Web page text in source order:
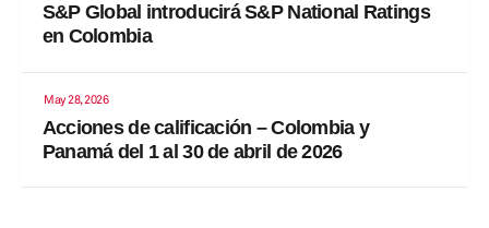
S&P Global introducirá S&P National Ratings
en Colombia
May 28, 2026
Acciones de calificación – Colombia y
Panamá del 1 al 30 de abril de 2026